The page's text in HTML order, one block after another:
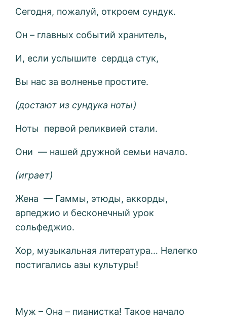
Сегодня, пожалуй, откроем сундук.
Он – главных событий хранитель,
И, если услышите сердца стук,
Вы нас за волненье простите.
(достают из сундука ноты)
Ноты первой реликвией стали.
Они — нашей дружной семьи начало.
(играет)
Жена — Гаммы, этюды, аккорды,
арпеджио и бесконечный урок
сольфеджио.
Хор, музыкальная литература… Нелегко
постигались азы культуры!
Муж – Она – пианистка! Такое начало